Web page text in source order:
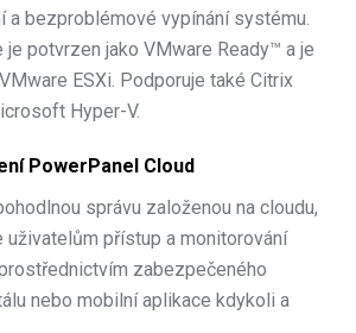
a bezproblémové vypínání systému.
potvrzen jako VMware Ready™ a je
ESXi. Podporuje také Citrix
Hyper-V.
PowerPanel Cloud
správu založenou na cloudu,
uživatelům přístup a monitorování
zabezpečeného
nebo mobilní aplikace kdykoli a